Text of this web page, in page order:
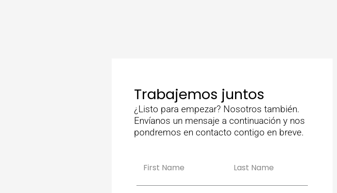
Trabajemos juntos
¿Listo para empezar? Nosotros también.
Envíanos un mensaje a continuación y nos
pondremos en contacto contigo en breve.
e